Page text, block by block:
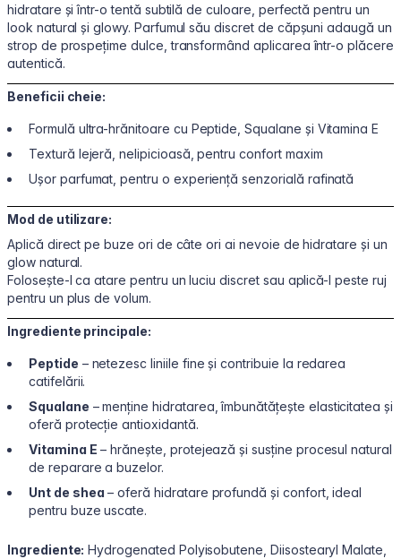
hidratare și într-o tentă subtilă de culoare, perfectă pentru un
look natural și glowy. Parfumul său discret de căpșuni adaugă un
strop de prospețime dulce, transformând aplicarea într-o plăcere
autentică.
Beneficii cheie:
Formulă ultra-hrănitoare cu Peptide, Squalane și Vitamina E
Textură lejeră, nelipicioasă, pentru confort maxim
Ușor parfumat, pentru o experiență senzorială rafinată
Mod de utilizare:
Aplică direct pe buze ori de câte ori ai nevoie de hidratare și un
glow natural.
Folosește-l ca atare pentru un luciu discret sau aplică-l peste ruj
pentru un plus de volum.
Ingrediente principale:
Peptide – netezesc liniile fine și contribuie la redarea
catifelării.
Squalane – menține hidratarea, îmbunătățește elasticitatea și
oferă protecție antioxidantă.
Vitamina E – hrănește, protejează și susține procesul natural
de reparare a buzelor.
Unt de shea – oferă hidratare profundă și confort, ideal
pentru buze uscate.
Ingrediente: Hydrogenated Polyisobutene, Diisostearyl Malate,